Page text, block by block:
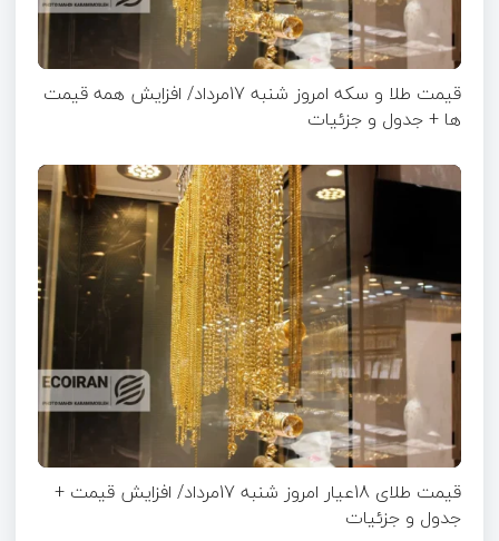
قیمت طلا و سکه امروز شنبه 17مرداد/ افزایش همه قیمت
ها + جدول و جزئیات
قیمت طلای 18عیار امروز شنبه 17مرداد/ افزایش قیمت +
جدول و جزئیات